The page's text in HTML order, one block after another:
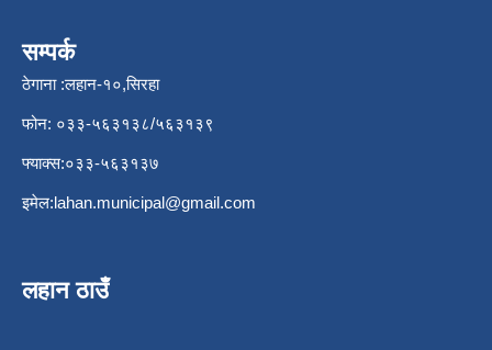
सम्पर्क
ठेगाना :लहान-१०,सिरहा
फोन: ०३३-५६३१३८/५६३१३९
फ्याक्स:०३३-५६३१३७
इमेल:lahan.municipal@gmail.com
लहान ठाउँ